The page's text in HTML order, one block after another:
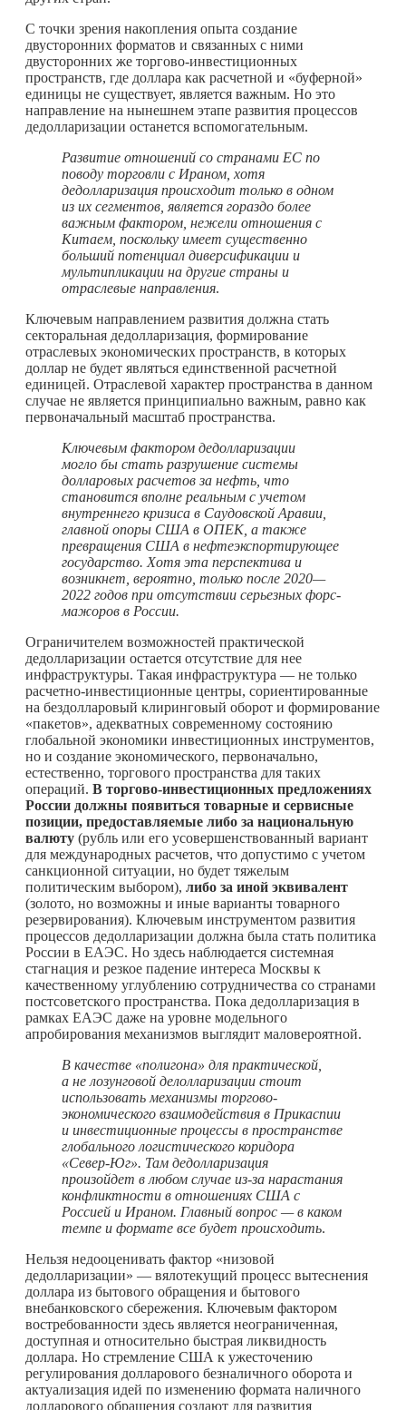
С точки зрения накопления опыта создание
двусторонних форматов и связанных с ними
двусторонних же торгово-инвестиционных
пространств, где доллара как расчетной и «буферной»
единицы не существует, является важным. Но это
направление на нынешнем этапе развития процессов
дедолларизации останется вспомогательным.
Развитие отношений со странами ЕС по
поводу торговли с Ираном, хотя
дедолларизация происходит только в одном
из их сегментов, является гораздо более
важным фактором, нежели отношения с
Китаем, поскольку имеет существенно
больший потенциал диверсификации и
мультипликации на другие страны и
отраслевые направления.
Ключевым направлением развития должна стать
секторальная дедолларизация, формирование
отраслевых экономических пространств, в которых
доллар не будет являться единственной расчетной
единицей. Отраслевой характер пространства в данном
случае не является принципиально важным, равно как
первоначальный масштаб пространства.
Ключевым фактором дедолларизации
могло бы стать разрушение системы
долларовых расчетов за нефть, что
становится вполне реальным с учетом
внутреннего кризиса в Саудовской Аравии,
главной опоры США в ОПЕК, а также
превращения США в нефтеэкспортирующее
государство. Хотя эта перспектива и
возникнет, вероятно, только после 2020—
2022 годов при отсутствии серьезных форс-
мажоров в России.
Ограничителем возможностей практической
дедолларизации остается отсутствие для нее
инфраструктуры. Такая инфраструктура — не только
расчетно-инвестиционные центры, сориентированные
на бездолларовый клиринговый оборот и формирование
«пакетов», адекватных современному состоянию
глобальной экономики инвестиционных инструментов,
но и создание экономического, первоначально,
естественно, торгового пространства для таких
операций. В торгово-инвестиционных предложениях
России должны появиться товарные и сервисные
позиции, предоставляемые либо за национальную
валюту (рубль или его усовершенствованный вариант
для международных расчетов, что допустимо с учетом
санкционной ситуации, но будет тяжелым
политическим выбором), либо за иной эквивалент
(золото, но возможны и иные варианты товарного
резервирования). Ключевым инструментом развития
процессов дедолларизации должна была стать политика
России в ЕАЭС. Но здесь наблюдается системная
стагнация и резкое падение интереса Москвы к
качественному углублению сотрудничества со странами
постсоветского пространства. Пока дедолларизация в
рамках ЕАЭС даже на уровне модельного
апробирования механизмов выглядит маловероятной.
В качестве «полигона» для практической,
а не лозунговой делолларизации стоит
использовать механизмы торгово-
экономического взаимодействия в Прикаспии
и инвестиционные процессы в пространстве
глобального логистического коридора
«Север-Юг». Там дедолларизация
произойдет в любом случае из-за нарастания
конфликтности в отношениях США с
Россией и Ираном. Главный вопрос — в каком
темпе и формате все будет происходить.
Нельзя недооценивать фактор «низовой
дедолларизации» — вялотекущий процесс вытеснения
доллара из бытового обращения и бытового
внебанковского сбережения. Ключевым фактором
востребованности здесь является неограниченная,
доступная и относительно быстрая ликвидность
доллара. Но стремление США к ужесточению
регулирования долларового безналичного оборота и
актуализация идей по изменению формата наличного
долларового обращения создают для развития